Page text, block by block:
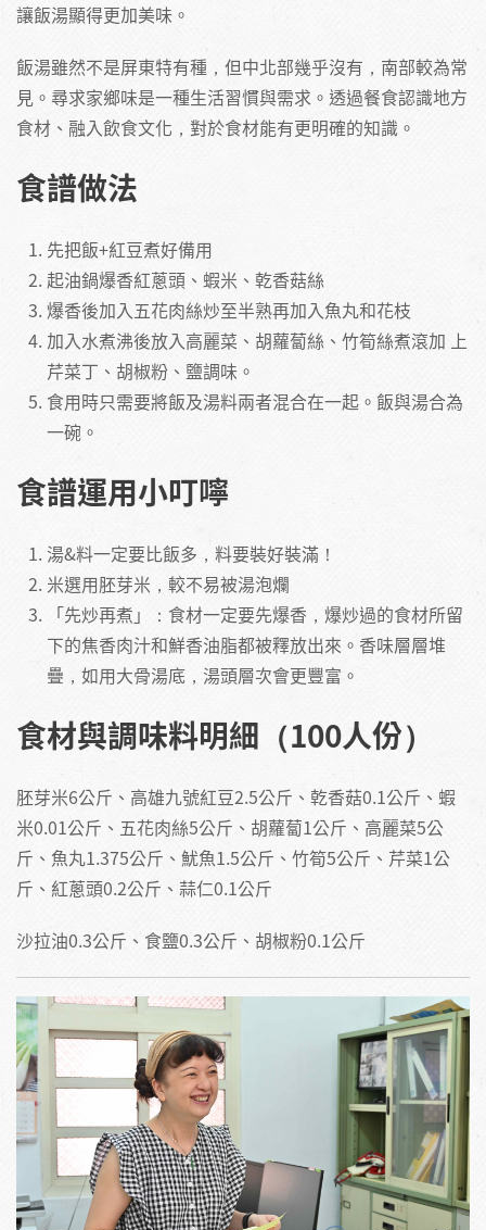
讓飯湯顯得更加美味。
飯湯雖然不是屏東特有種，但中北部幾乎沒有，南部較為常
見。尋求家鄉味是一種生活習慣與需求。透過餐食認識地方
食材、融入飲食文化，對於食材能有更明確的知識。
食譜做法
先把飯+紅豆煮好備用
起油鍋爆香紅蔥頭、蝦米、乾香菇絲
爆香後加入五花肉絲炒至半熟再加入魚丸和花枝
加入水煮沸後放入高麗菜、胡蘿蔔絲、竹筍絲煮滾加 上
芹菜丁、胡椒粉、鹽調味。
食用時只需要將飯及湯料兩者混合在一起。飯與湯合為
一碗。
食譜運用小叮嚀
湯&料一定要比飯多，料要裝好裝滿！
米選用胚芽米，較不易被湯泡爛
「先炒再煮」：食材一定要先爆香，爆炒過的食材所留
下的焦香肉汁和鮮香油脂都被釋放出來。香味層層堆
疊，如用大骨湯底，湯頭層次會更豐富。
食材與調味料明細（100人份）
胚芽米6公斤、高雄九號紅豆2.5公斤、乾香菇0.1公斤、蝦
米0.01公斤、五花肉絲5公斤、胡蘿蔔1公斤、高麗菜5公
斤、魚丸1.375公斤、魷魚1.5公斤、竹筍5公斤、芹菜1公
斤、紅蔥頭0.2公斤、蒜仁0.1公斤
沙拉油0.3公斤、食鹽0.3公斤、胡椒粉0.1公斤